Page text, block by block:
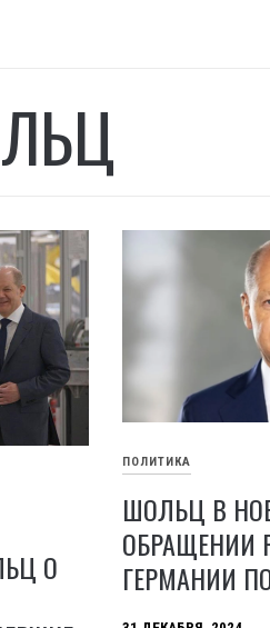
О
ПОЛИТИКА
ШОЛЬЦ В
ОБРАЩЕНИИ
ГЕРМАНИИ